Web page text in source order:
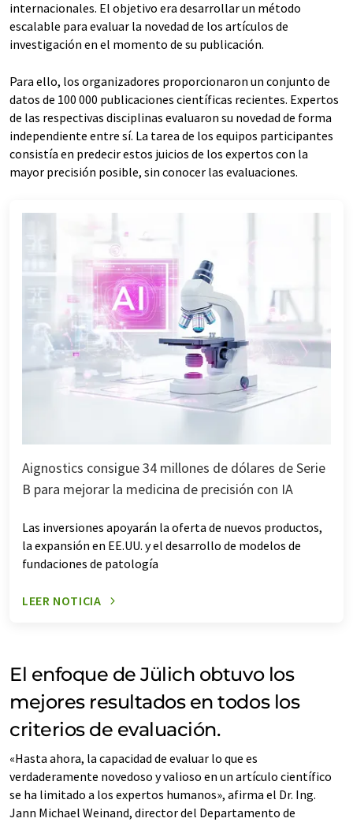
internacionales. El objetivo era desarrollar un método
escalable para evaluar la novedad de los artículos de
investigación en el momento de su publicación.
Para ello, los organizadores proporcionaron un conjunto de
datos de 100 000 publicaciones científicas recientes. Expertos
de las respectivas disciplinas evaluaron su novedad de forma
independiente entre sí. La tarea de los equipos participantes
consistía en predecir estos juicios de los expertos con la
mayor precisión posible, sin conocer las evaluaciones.
Aignostics consigue 34 millones de dólares de Serie
B para mejorar la medicina de precisión con IA
Las inversiones apoyarán la oferta de nuevos productos,
la expansión en EE.UU. y el desarrollo de modelos de
fundaciones de patología
LEER NOTICIA
El enfoque de Jülich obtuvo los
mejores resultados en todos los
criterios de evaluación.
«Hasta ahora, la capacidad de evaluar lo que es
verdaderamente novedoso y valioso en un artículo científico
se ha limitado a los expertos humanos», afirma el Dr. Ing.
Jann Michael Weinand, director del Departamento de